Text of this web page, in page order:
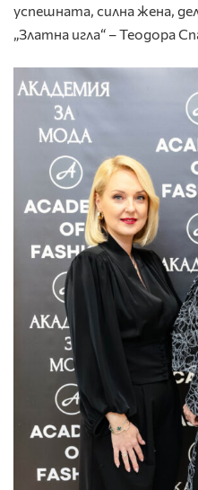
успешната, силна жена,
„Златна игла“ – Теодора